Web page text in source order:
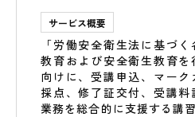
サービス概要
「労働安全衛生法に基づ
教育および安全衛生教育を
向けに、受講申込、マー
採点、修了証交付、受講
業務を総合的に支援する講